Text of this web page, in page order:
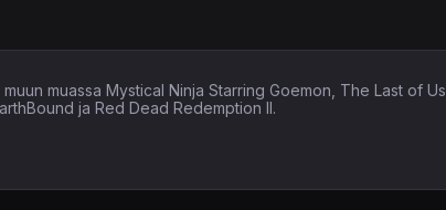
muassa Mystical Ninja Starring Goemon, The Last of Us
ja Red Dead Redemption II.